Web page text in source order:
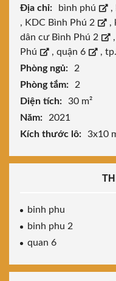
Địa chỉ:
bình phú ,
, KDC Bình Phú 2 ,
dân cư Bình Phú 2
,
Phú
, quận 6 ,
Phòng ngủ:
2
Phòng tắm:
2
Diện tích:
30 m²
Năm:
2021
Kích thước lô:
3x10
binh phu
binh phu 2
quan 6